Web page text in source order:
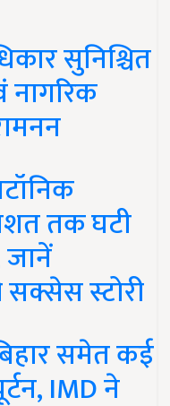
सुनिश्चित
नागरिक
तक घटी
सक्सेस स्टोरी
समेत कई
IMD ने